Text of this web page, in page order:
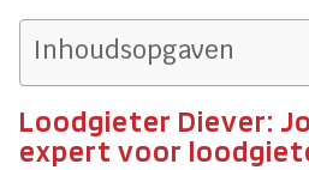
Inhoudsopgaven
Loodgieter Diever:
expert voor